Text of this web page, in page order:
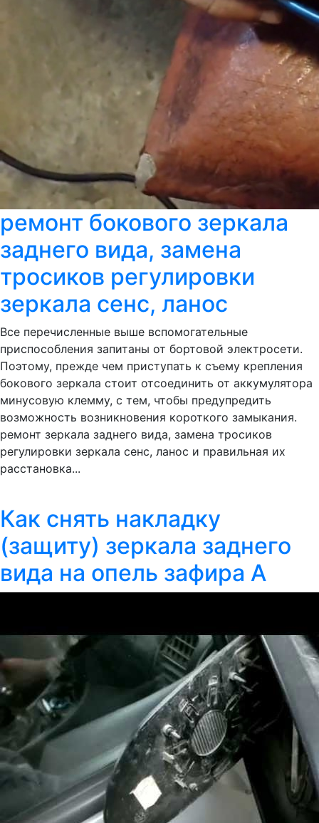
ремонт бокового зеркала
заднего вида, замена
тросиков регулировки
зеркала сенс, ланос
Все перечисленные выше вспомогательные
приспособления запитаны от бортовой электросети.
Поэтому, прежде чем приступать к съему крепления
бокового зеркала стоит отсоединить от аккумулятора
минусовую клемму, с тем, чтобы предупредить
возможность возникновения короткого замыкания.
ремонт зеркала заднего вида, замена тросиков
регулировки зеркала сенс, ланос и правильная их
расстановка...
Как снять накладку
(защиту) зеркала заднего
вида на опель зафира А